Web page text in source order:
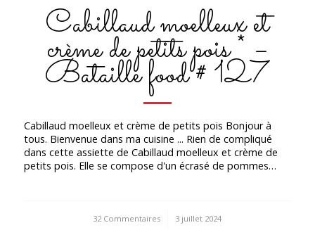
Cabillaud moelleux et
crème de petits pois * –
Bataille food # 127
Cabillaud moelleux et crème de petits pois Bonjour à
tous. Bienvenue dans ma cuisine ... Rien de compliqué
dans cette assiette de Cabillaud moelleux et crème de
petits pois. Elle se compose d'un écrasé de pommes…
32 Commentaires
/ 3 juillet 2024